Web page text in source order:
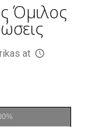
Όμιλος
at